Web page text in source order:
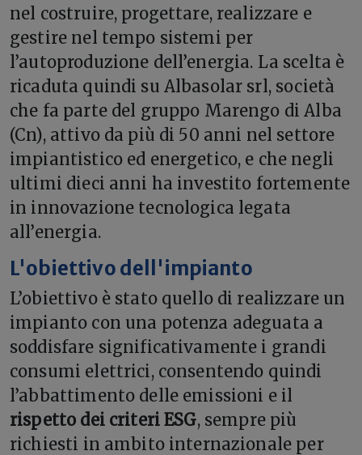
nel costruire, progettare, realizzare e
gestire nel tempo sistemi per
l’autoproduzione dell’energia. La scelta è
ricaduta quindi su Albasolar srl, società
che fa parte del gruppo Marengo di Alba
(Cn), attivo da più di 50 anni nel settore
impiantistico ed energetico, e che negli
ultimi dieci anni ha investito fortemente
in innovazione tecnologica legata
all’energia.
L'obiettivo dell'impianto
L’obiettivo è stato quello di realizzare un
impianto con una potenza adeguata a
soddisfare significativamente i grandi
consumi elettrici, consentendo quindi
l’abbattimento delle emissioni e il
rispetto dei criteri ESG, sempre più
richiesti in ambito internazionale per